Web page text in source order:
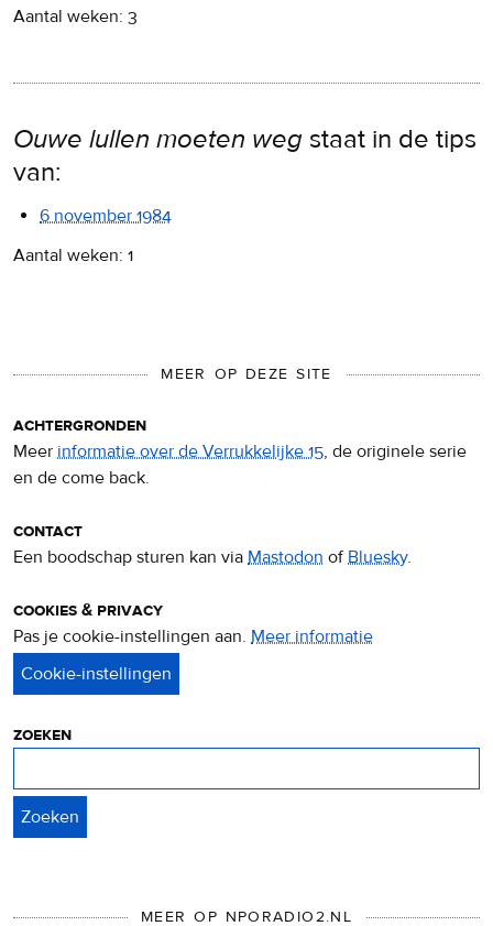
Aantal weken: 3
Ouwe lullen moeten weg staat in de tips
van:
6 november 1984
Aantal weken: 1
MEER OP DEZE SITE
achtergronden
Meer informatie over de Verrukkelijke 15, de originele serie
en de come back.
contact
Een boodschap sturen kan via Mastodon ofBluesky.
cookies & privacy
Pas je cookie-instellingen aan. Meer informatie
zoeken
MEER OP NPORADIO2.NL